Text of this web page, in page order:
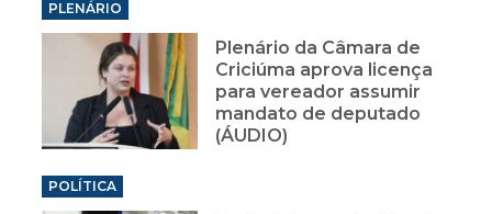
PLENÁRIO
Plenário da Câmara de
Criciúma aprova licença
para vereador assumir
mandato de deputado
(ÁUDIO)
POLÍTICA